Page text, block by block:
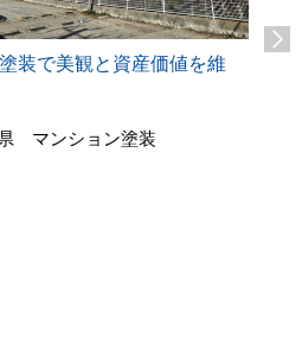
装で美観と資産価値を維
マンション塗装